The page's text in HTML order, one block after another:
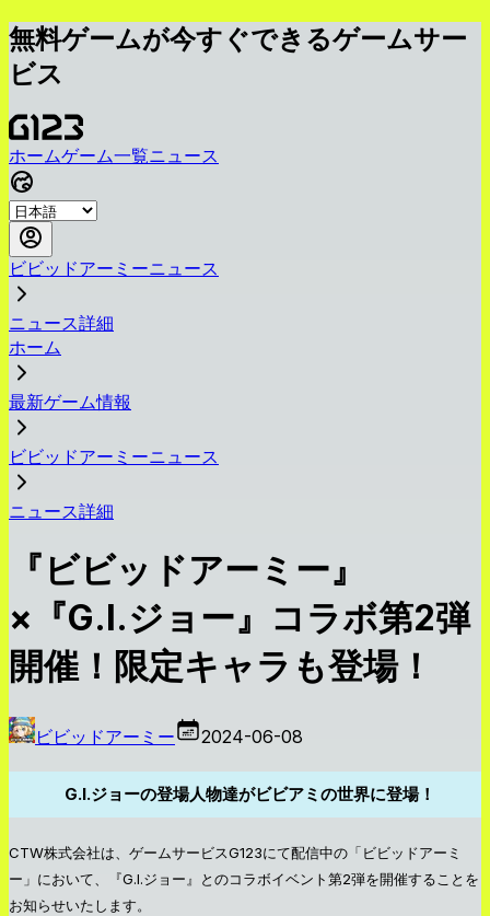
無料ゲームが今すぐできるゲームサー
ビス
ホームゲーム一覧ニュース
ビビッドアーミーニュース
ニュース詳細
ホーム
最新ゲーム情報
ビビッドアーミーニュース
ニュース詳細
『ビビッドアーミー』
×『G.I.ジョー』コラボ第2弾
開催！限定キャラも登場！
ビビッドアーミー 2024-06-08
G.I.ジョーの登場人物達がビビアミの世界に登場！
CTW株式会社は、ゲームサービスG123にて配信中の「ビビッドアーミ
ー」において、『G.I.ジョー』とのコラボイベント第2弾を開催することを
お知らせいたします。